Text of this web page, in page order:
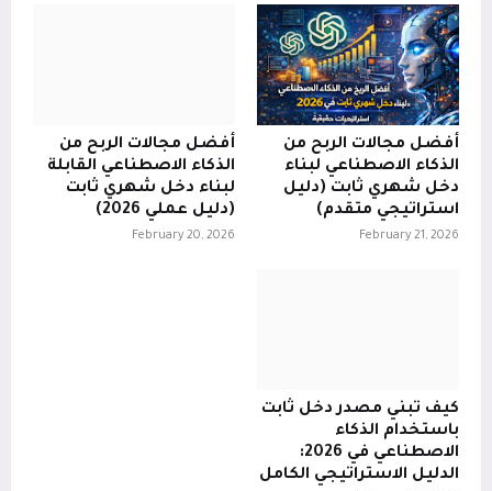
أفضل مجالات الربح من
الذكاء الاصطناعي لبناء
دخل شهري ثابت (دليل
استراتيجي متقدم)
February 21, 2026
أفضل مجالات الربح من
الذكاء الاصطناعي القابلة
لبناء دخل شهري ثابت
(دليل عملي 2026)
February 20, 2026
كيف تبني مصدر دخل ثابت
باستخدام الذكاء
الاصطناعي في 2026:
الدليل الاستراتيجي الكامل